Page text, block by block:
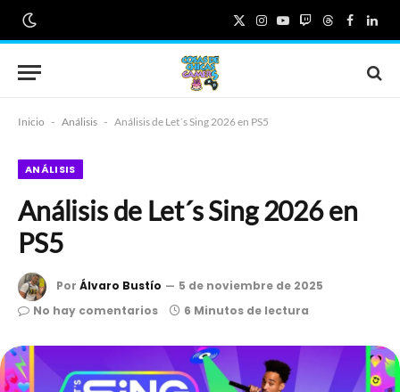
X
(Twitter)
Instagram
YouTube
TwitchThreads
Inicio - Análisis - Análisis de Let´s Sing 2026 en PS5
ANÁLISIS
Análisis de Let´s Sing 2026 en
PS5
Por Álvaro Bustío
5 de noviembre de 2025
No hay comentarios
6 Minutos de lectura